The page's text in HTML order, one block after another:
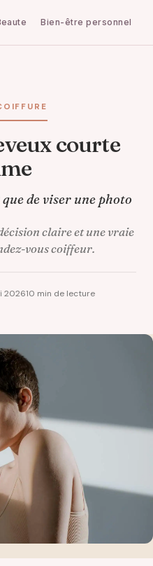
Bien-être personnel
de viser une photo
claire et une vraie
vous coiffeur.
202610 min de lecture